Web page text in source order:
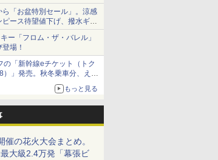
始
「お盆特別セール」。涼感
ピース待望値下げ、撥水ギア
に
ー「フロム・ザ・バレル」
場！
の「新幹線eチケット（トク
）」発売。秋冬乗車分、えき
もっと見る
催の花火大会まとめ。
大級2.4万発「幕張ビ